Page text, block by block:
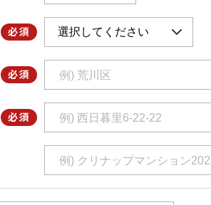
必須
必須
必須